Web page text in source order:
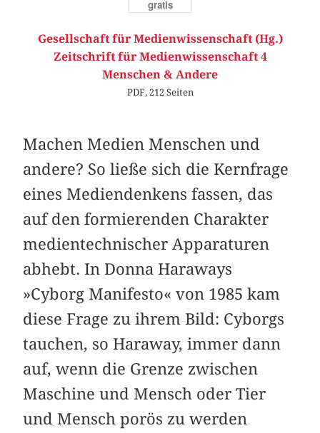
gratis
Gesellschaft für Medienwissenschaft (Hg.)
Zeitschrift für Medienwissenschaft 4
Menschen & Andere
PDF, 212 Seiten
Machen Medien Menschen und
andere? So ließe sich die Kernfrage
eines Mediendenkens fassen, das
auf den formierenden Charakter
medientechnischer Apparaturen
abhebt. In Donna Haraways
»Cyborg Manifesto« von 1985 kam
diese Frage zu ihrem Bild: Cyborgs
tauchen, so Haraway, immer dann
auf, wenn die Grenze zwischen
Maschine und Mensch oder Tier
und Mensch porös zu werden